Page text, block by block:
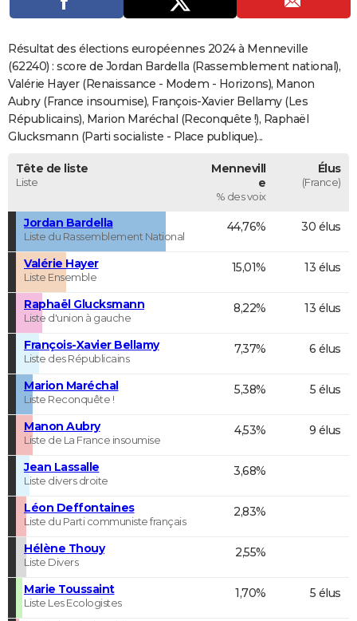
Dictionnaire
Biographies
Citations
Expressions
Proverbes
PROGRAMME TV
COPAINS D'AVANT
S'inscrire
Se connecter
Lycées
Collèges
Primaires
Universités
Entreprises
Service militaire
Avis de recherche
AVIS DE DÉCÈS
FORUM
Résultat des élections européennes 2024 à Menneville
(62240) : score de Jordan Bardella (Rassemblement national),
Valérie Hayer (Renaissance - Modem - Horizons), Manon
Aubry (France insoumise), François-Xavier Bellamy (Les
Républicains), Marion Maréchal (Reconquête !), Raphaël
Glucksmann (Parti socialiste - Place publique)...
Tête de liste
Liste
Mennevill
e
% des voix
Élus
(France)
Jordan Bardella
Liste du Rassemblement National
44,76% 30 élus
Valérie Hayer
Liste Ensemble
15,01% 13 élus
Raphaël Glucksmann
Liste d'union à gauche
8,22% 13 élus
François-Xavier Bellamy
Liste des Républicains
7,37% 6 élus
Marion Maréchal
Liste Reconquête !
5,38% 5 élus
Manon Aubry
Liste de La France insoumise
4,53% 9 élus
Jean Lassalle
Liste divers droite
3,68%
Léon Deffontaines
Liste du Parti communiste français
2,83%
Hélène Thouy
Liste Divers
2,55%
Marie Toussaint
Liste Les Ecologistes
1,70% 5 élus